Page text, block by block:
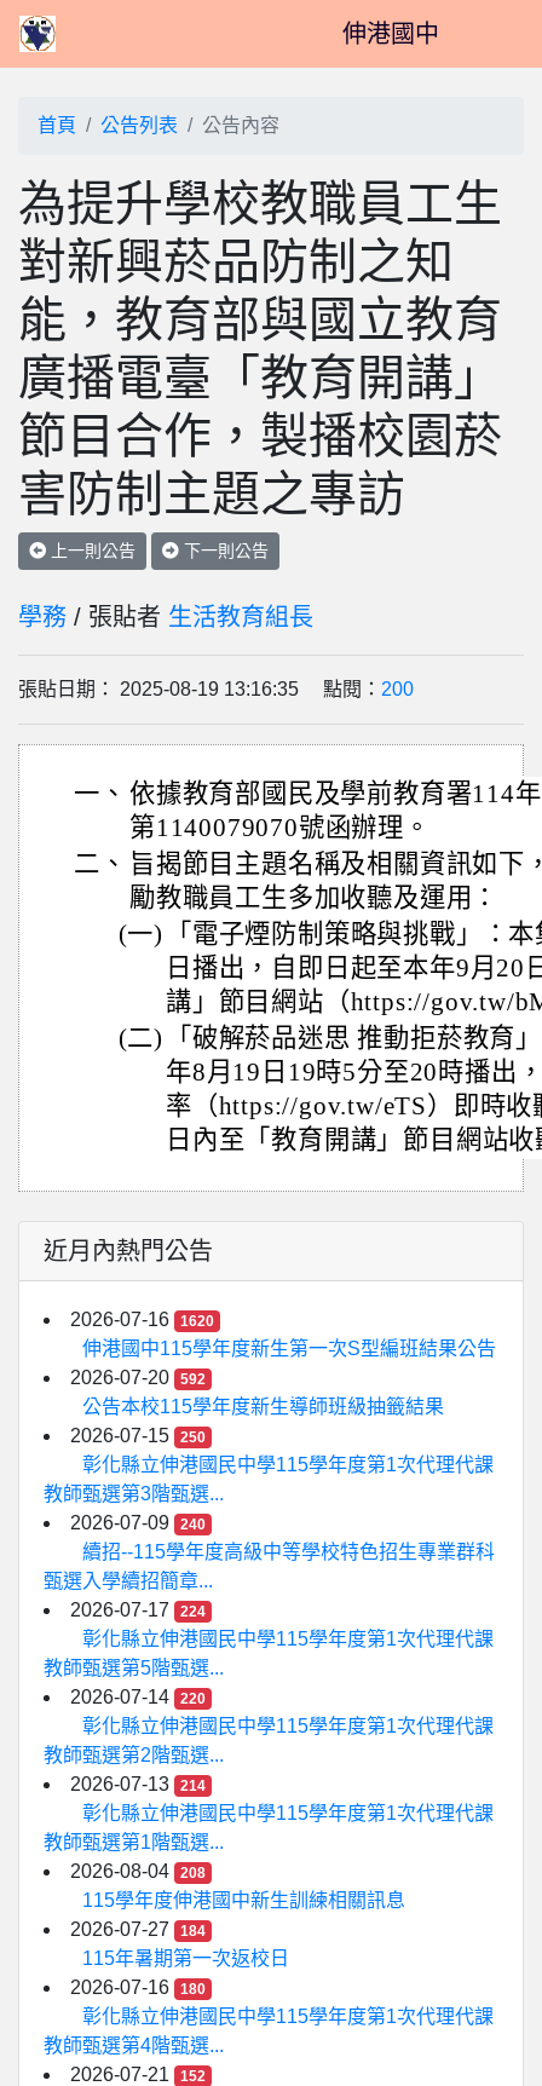
伸港國中
首頁 公告列表 公告內容
為提升學校教職員工生
對新興菸品防制之知
能，教育部與國立教育
廣播電臺「教育開講」
節目合作，製播校園菸
害防制主題之專訪
上一則公告 下一則公告
學務 / 張貼者 生活教育組長
張貼日期： 2025-08-19 13:16:35 點閱： 200
一、 依據教育部國民及學前教育署114
第1140079070號函辦理。
二、 旨揭節目主題名稱及相關資訊如下
勵教職員工生多加收聽及運用：
(一)
「電子煙防制策略與挑戰」：
日播出，自即日起至本年9月20
講」節目網站（https://gov.tw/
(二)
「破解菸品迷思 推動拒菸教育
年8月19日19時5分至20時播出
率（https://gov.tw/eTS）即時
日內至「教育開講」節目網站收
近月內熱門公告
2026-07-16 1620
伸港國中115學年度新生第一次S型編班結果公告
2026-07-20
592
公告本校115學年度新生導師班級抽籤結果
2026-07-15
250
彰化縣立伸港國民中學115學年度第1次代理代課
教師甄選第3階甄選...
2026-07-09
240
續招--115學年度高級中等學校特色招生專業群科
甄選入學續招簡章...
2026-07-17
224
彰化縣立伸港國民中學115學年度第1次代理代課
教師甄選第5階甄選...
2026-07-14
220
彰化縣立伸港國民中學115學年度第1次代理代課
教師甄選第2階甄選...
2026-07-13
214
彰化縣立伸港國民中學115學年度第1次代理代課
教師甄選第1階甄選...
2026-08-04
208
115學年度伸港國中新生訓練相關訊息
2026-07-27
184
115年暑期第一次返校日
2026-07-16
180
彰化縣立伸港國民中學115學年度第1次代理代課
教師甄選第4階甄選...
2026-07-21
152